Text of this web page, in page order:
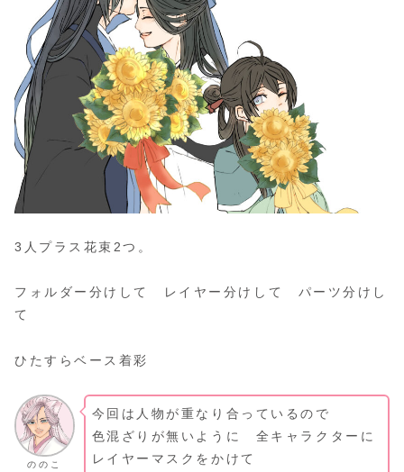
3人プラス花束2つ。
フォルダー分けして レイヤー分けして パーツ分けし
て
ひたすらベース着彩
ののこ
今回は人物が重なり合っているので
色混ざりが無いように 全キャラクターに
レイヤーマスクをかけて